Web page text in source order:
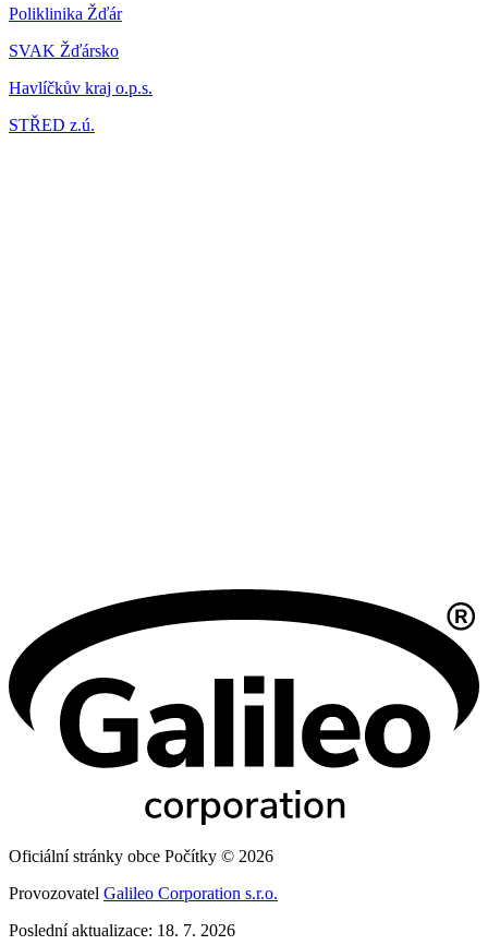
Poliklinika Žďár
SVAK Žďársko
Havlíčkův kraj o.p.s.
STŘED z.ú.
Oficiální stránky obce Počítky © 2026
Provozovatel Galileo Corporation s.r.o.
Poslední aktualizace: 18. 7. 2026